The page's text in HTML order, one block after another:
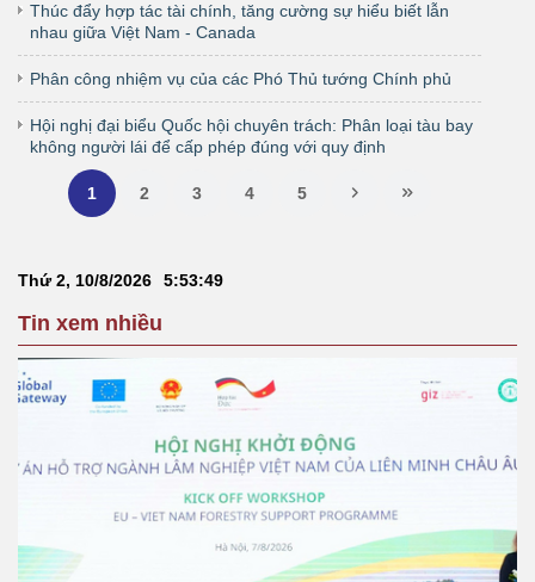
Thúc đẩy hợp tác tài chính, tăng cường sự hiểu biết lẫn
nhau giữa Việt Nam - Canada
Phân công nhiệm vụ của các Phó Thủ tướng Chính phủ
Hội nghị đại biểu Quốc hội chuyên trách: Phân loại tàu bay
không người lái để cấp phép đúng với quy định
1 2 3 4 5
Thứ 2, 10/8/2026 5:53:49
Tin xem nhiều